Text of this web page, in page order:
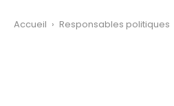
Accueil › Responsables politiques